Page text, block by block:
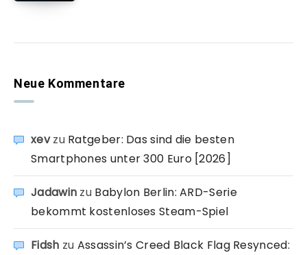
Neue Kommentare
xevzu Ratgeber: Das sind die besten
Smartphones unter 300 Euro [2026]
Jadawin zu Babylon Berlin: ARD-Serie
bekommt kostenloses Steam-Spiel
Fidsh zu Assassin’s Creed Black Flag Resynced: